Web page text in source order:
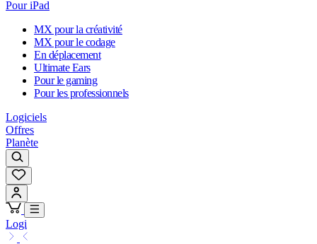
Pour iPad
MX pour la créativité
MX pour le codage
En déplacement
Ultimate Ears
Pour le gaming
Pour les professionnels
Logiciels
Offres
Planète
Logi